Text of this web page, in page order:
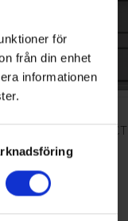
för
från din enhet
informationen
Smegdiskho LSX102CT